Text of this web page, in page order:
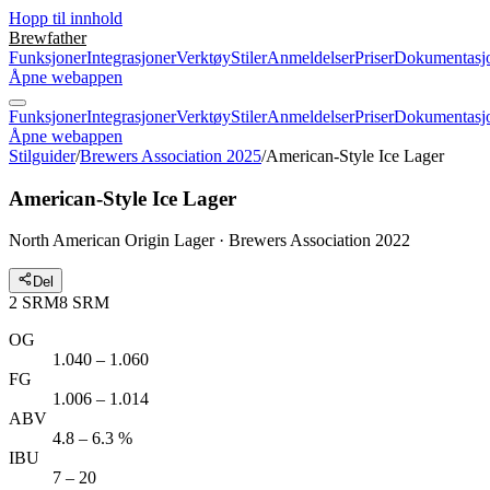
Hopp til innhold
Brewfather
FunksjonerIntegrasjonerVerktøyStilerAnmeldelserPriser
Åpne webappen
FunksjonerIntegrasjonerVerktøyStilerAnmeldelserPriser
Åpne webappen
Stilguider/Brewers Association 2025/American-Style Ice Lager
American-Style Ice Lager
North American Origin Lager · Brewers Association 2022
Del
2 SRM8 SRM
OG
1.040 – 1.060
FG
1.006 – 1.014
ABV
4.8 – 6.3 %
IBU
7 – 20